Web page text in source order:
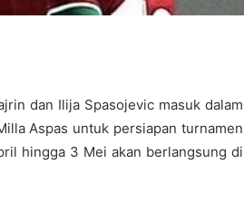
dan Ilija Spasojevic masuk dalam
Aspas untuk persiapan turnamen
hingga 3 Mei akan berlangsung di